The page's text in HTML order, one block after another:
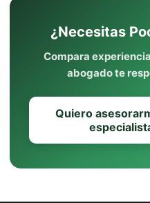
¿Necesitas
Compara
abogado te
Quiero